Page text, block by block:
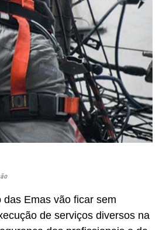
Emas vão ficar sem
de serviços diversos na